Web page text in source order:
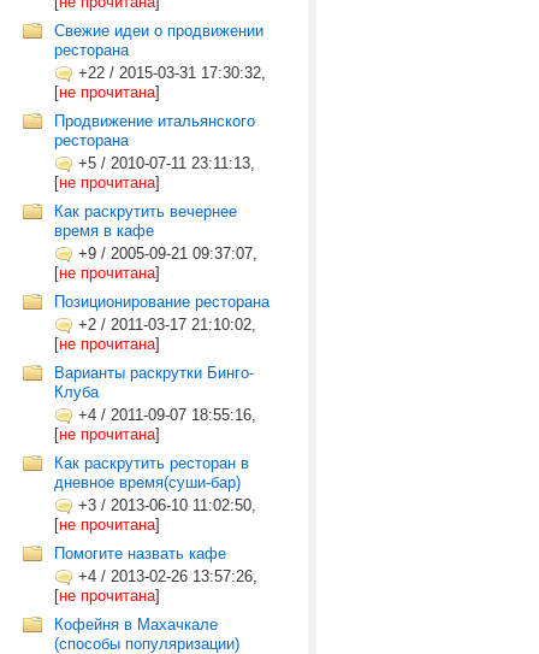
Свежие идеи о продвижении
ресторана
+22 / 2015-03-31 17:30:32,
[не прочитана]
Продвижение итальянского
ресторана
+5 / 2010-07-11 23:11:13,
[не прочитана]
Как раскрутить вечернее
время в кафе
+9 / 2005-09-21 09:37:07,
[не прочитана]
Позиционирование ресторана
+2 / 2011-03-17 21:10:02,
[не прочитана]
Варианты раскрутки Бинго-
Клуба
+4 / 2011-09-07 18:55:16,
[не прочитана]
Как раскрутить ресторан в
дневное время(суши-бар)
+3 / 2013-06-10 11:02:50,
[не прочитана]
Помогите назвать кафе
+4 / 2013-02-26 13:57:26,
[не прочитана]
Кофейня в Махачкале
(способы популяризации)